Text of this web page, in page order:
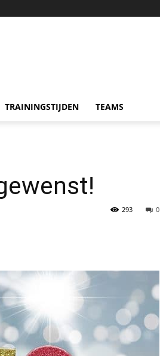
TRAININGSTIJDEN TEAMS
0
293